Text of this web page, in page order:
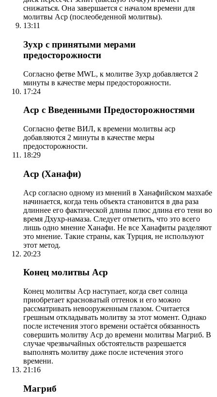
снижаться. Она завершается с началом времени для
молитвы Аср (послеобеденной молитвы).
13:11
Зухр с принятыми мерами
предосторожности
Согласно фетве MWL, к молитве Зухр добавляется 2
минуты в качестве меры предосторожности.
17:24
Аср с Введенными Предосторожностями
Согласно фетве ВИЛ, к времени молитвы аср
добавляются 2 минуты в качестве меры
предосторожности.
18:29
Аср (Ханафи)
Аср согласно одному из мнений в Ханафийском мазхабе
начинается, когда тень объекта становится в два раза
длиннее его фактической длины плюс длина его тени во
время Дхухр-намаза. Следует отметить, что это всего
лишь одно мнение Ханафи. Не все Ханафиты разделяют
это мнение. Такие страны, как Турция, не используют
этот метод.
20:23
Конец молитвы Аср
Конец молитвы Аср наступает, когда свет солнца
приобретает красноватый оттенок и его можно
рассматривать невооруженным глазом. Считается
грешным откладывать молитву за этот момент. Однако
после истечения этого времени остаётся обязанность
совершить молитву Аср до времени молитвы Магриб. В
случае чрезвычайных обстоятельств разрешается
выполнять молитву даже после истечения этого
времени.
21:16
Магриб